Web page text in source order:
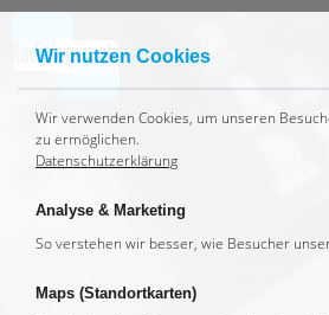
Wir nutzen Cookies
Wir ver­wen­den Coo­kies, um un­se­ren
zu er­mög­li­chen.
Datenschutzerklärung
Analyse & Marketing
So ver­ste­hen wir bes­ser, wie Be­su­cher
Maps (Standortkarten)